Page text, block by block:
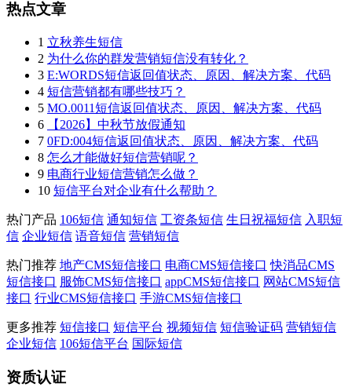
热点文章
1 立秋养生短信
2 为什么你的群发营销短信没有转化？
3 E:WORDS短信返回值状态、原因、解决方案、代码
4 短信营销都有哪些技巧？
5 MO.0011短信返回值状态、原因、解决方案、代码
6
【2026】中秋节放假通知
7 0FD:004短信返回值状态、原因、解决方案、代码
8 怎么才能做好短信营销呢？
9 电商行业短信营销怎么做？
10 短信平台对企业有什么帮助？
热门产品 106短信 通知短信 工资条短信 生日祝福短信 入职短
信 企业短信 语音短信 营销短信
热门推荐 地产CMS短信接口 电商CMS短信接口 快消品CMS
短信接口 服饰CMS短信接口 appCMS短信接口 网站CMS短信
接口 行业CMS短信接口 手游CMS短信接口
更多推荐 短信接口 短信平台 视频短信 短信验证码 营销短信
企业短信 106短信平台 国际短信
资质认证